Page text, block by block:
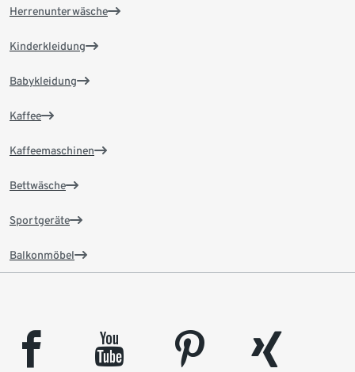
Herrenunterwäsche
Kinderkleidung
Babykleidung
Kaffee
Kaffeemaschinen
Bettwäsche
Sportgeräte
Balkonmöbel
facebook youtube pinterest
xing